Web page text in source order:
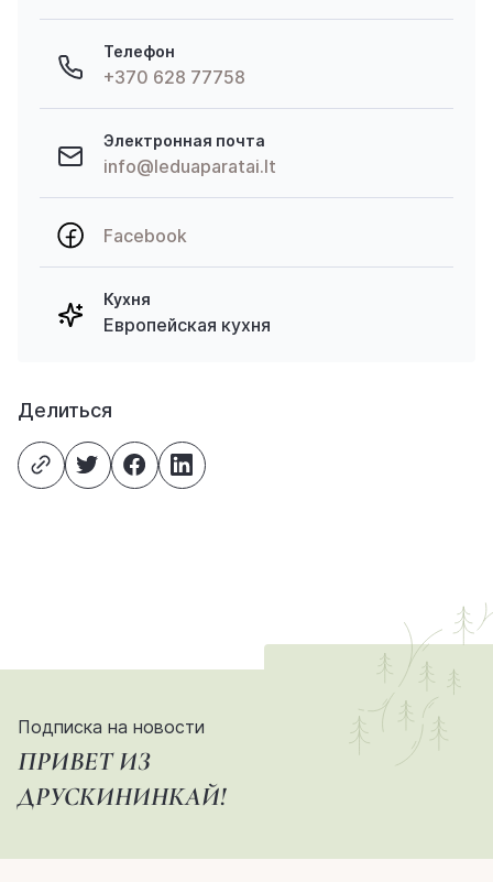
Телефон
+370 628 77758
Электронная почта
info@leduaparatai.lt
Facebook
Кухня
Европейская кухня
Делиться
Подписка на новости
ПРИВЕТ ИЗ
ДРУСКИНИНКАЙ!